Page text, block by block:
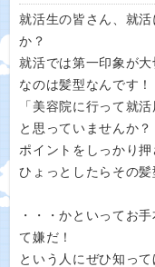
就活生の皆さん、就
か？
就活では第一印象が
なのは髪型なんです！
「美容院に行って就
と思っていませんか？
ポイントをしっかり押
ひょっとしたらその
・・・かといってお
て嫌だ！
という人にぜひ知っ